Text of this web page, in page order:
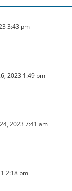
3:43 pm
2023 1:49 pm
2023 7:41 am
2:18 pm